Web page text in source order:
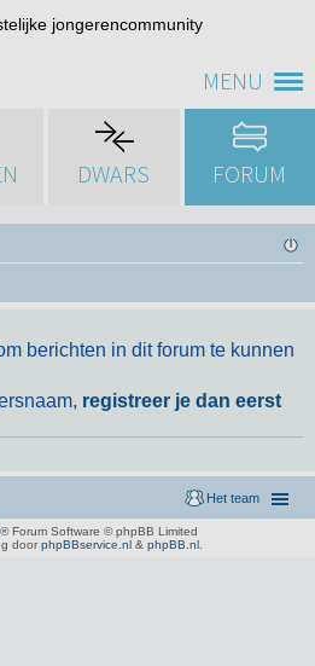
MENU
jongerencommunity
DWARS FORUM
berichten in dit forum te kunnen
registreer je dan eerst
Het team
® Forum Software © phpBB Limited
door phpBBservice.nl & phpBB.nl